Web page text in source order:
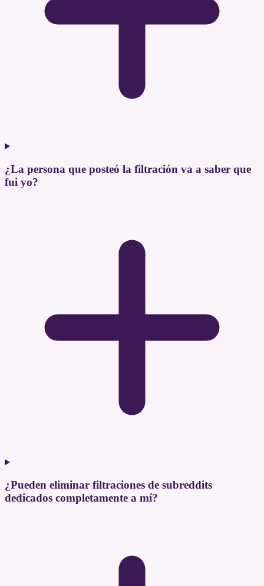
¿La persona que posteó la filtración va a saber que
fui yo?
¿Pueden eliminar filtraciones de subreddits
dedicados completamente a mí?